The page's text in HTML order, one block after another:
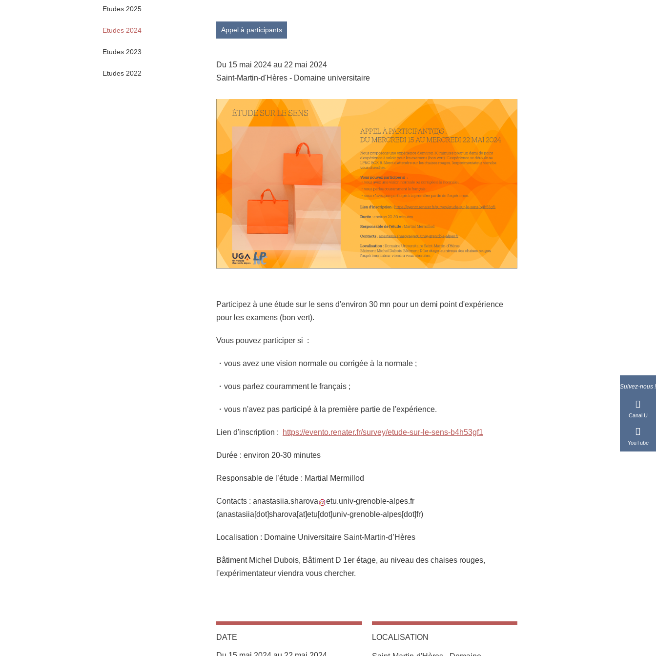
Suivez-nous !
Canal U
YouTube
Etudes 2025
Etudes 2024
Etudes 2023
Etudes 2022
Appel à participants
Du 15 mai 2024 au 22 mai 2024
Saint-Martin-d'Hères - Domaine universitaire
Participez à une étude sur le sens d'environ 30 mn pour un demi point d'expérience
pour les examens (bon vert).
Vous pouvez participer si :
・vous avez une vision normale ou corrigée à la normale ;
・vous parlez couramment le français ;
・vous n'avez pas participé à la première partie de l'expérience.
Lien d'inscription : https://evento.renater.fr/survey/etude-sur-le-sens-b4h53gf1
Durée : environ 20-30 minutes
Responsable de l’étude : Martial Mermillod
Contacts : anastasiia.sharova
etu.univ-grenoble-alpes.fr
(anastasiia[dot]sharova[at]etu[dot]univ-grenoble-alpes[dot]fr)
Localisation : Domaine Universitaire Saint-Martin-d’Hères
Bâtiment Michel Dubois, Bâtiment D 1er étage, au niveau des chaises rouges,
l'expérimentateur viendra vous chercher.
DATE LOCALISATION